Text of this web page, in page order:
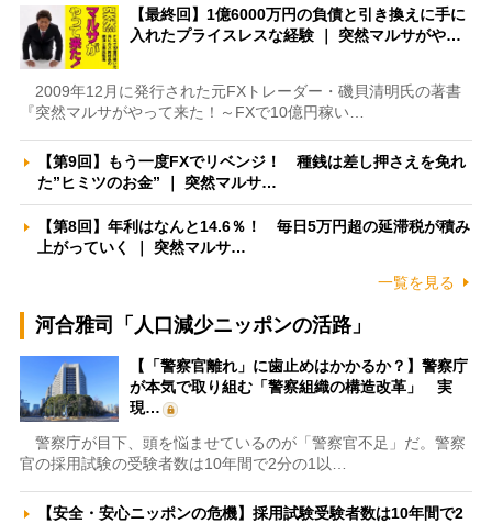
【最終回】1億6000万円の負債と引き換えに手に
入れたプライスレスな経験 ｜ 突然マルサがや…
2009年12月に発行された元FXトレーダー・磯貝清明氏の著書
『突然マルサがやって来た！～FXで10億円稼い…
【第9回】もう一度FXでリベンジ！ 種銭は差し押さえを免れ
た”ヒミツのお金” ｜ 突然マルサ…
【第8回】年利はなんと14.6％！ 毎日5万円超の延滞税が積み
上がっていく ｜ 突然マルサ…
一覧を見る
河合雅司「人口減少ニッポンの活路」
【「警察官離れ」に歯止めはかかるか？】警察庁
が本気で取り組む「警察組織の構造改革」 実
現…
警察庁が目下、頭を悩ませているのが「警察官不足」だ。警察
官の採用試験の受験者数は10年間で2分の1以…
【安全・安心ニッポンの危機】採用試験受験者数は10年間で2